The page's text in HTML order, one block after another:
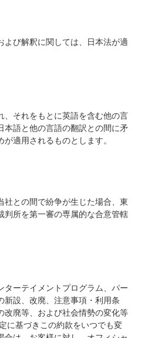
よび解釈に関しては、日本法が適
、それをもとに英語を含む他の言
本語と他の言語の翻訳との間に矛
適用されるものとします。
社との間で紛争が生じた場合、東
判所を第一審の専属的な合意管轄
ターテイメントプログラム、パー
新設、改廃、注意事項・利用条
改廃等、および社会情勢の変化等
に基づきこの約款をいつでも変